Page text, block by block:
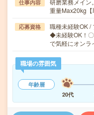
仕事内容
研磨業務メイン
重量Max20kg
応募資格
職種未経験OK /
◆未経験OK！
で気軽にオン
職場の雰囲気
年齢層
20代